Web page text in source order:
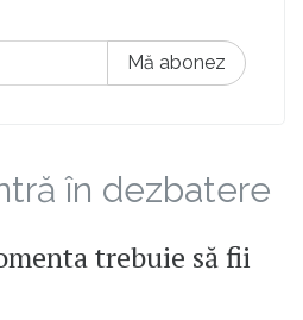
Mă abonez
în dezbatere
trebuie să fii